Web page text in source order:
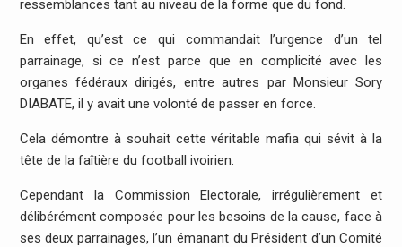
ressemblances tant au niveau de la forme que du fond.
En effet, qu’est ce qui commandait l’urgence d’un tel
parrainage, si ce n’est parce que en complicité avec les
organes fédéraux dirigés, entre autres par Monsieur Sory
DIABATE, il y avait une volonté de passer en force.
Cela démontre à souhait cette véritable mafia qui sévit à la
tête de la faîtière du football ivoirien.
Cependant la Commission Electorale, irrégulièrement et
délibérément composée pour les besoins de la cause, face à
ses deux parrainages, l’un émanant du Président d’un Comité